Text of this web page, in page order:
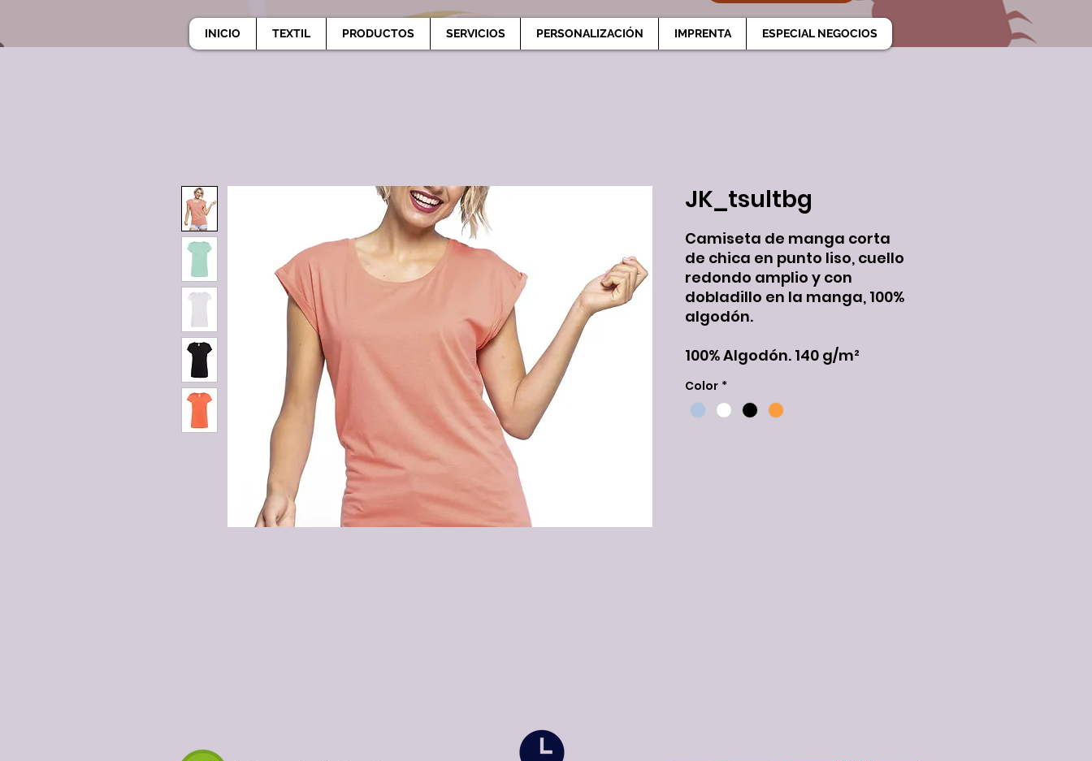
INICIO TEXTIL PRODUCTOS SERVICIOS PERSONALIZACIÓN IMPRENTA ESPECIAL NEGOCIOS
JK_tsultbg
Camiseta de manga corta
de chica en punto liso, cuello
redondo amplio y con
dobladillo en la manga, 100%
algodón.
100% Algodón. 140 g/m²
Color *